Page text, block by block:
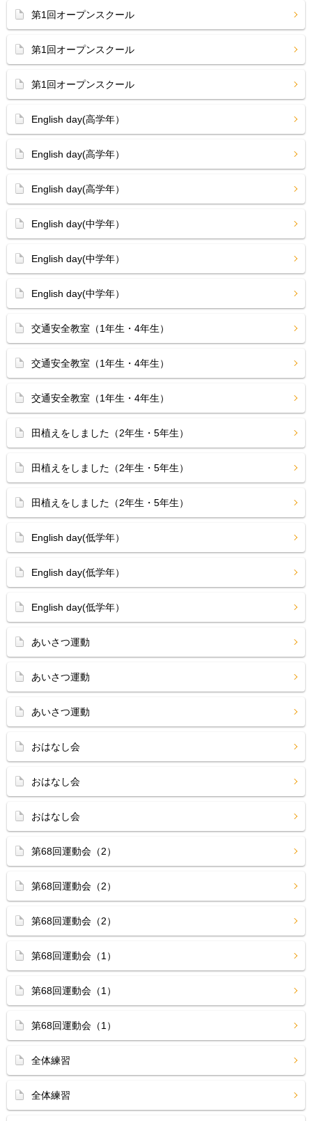
第1回オープンスクール
第1回オープンスクール
第1回オープンスクール
English day(高学年）
English day(高学年）
English day(高学年）
English day(中学年）
English day(中学年）
English day(中学年）
交通安全教室（1年生・4年生）
交通安全教室（1年生・4年生）
交通安全教室（1年生・4年生）
田植えをしました（2年生・5年生）
田植えをしました（2年生・5年生）
田植えをしました（2年生・5年生）
English day(低学年）
English day(低学年）
English day(低学年）
あいさつ運動
あいさつ運動
あいさつ運動
おはなし会
おはなし会
おはなし会
第68回運動会（2）
第68回運動会（2）
第68回運動会（2）
第68回運動会（1）
第68回運動会（1）
第68回運動会（1）
全体練習
全体練習